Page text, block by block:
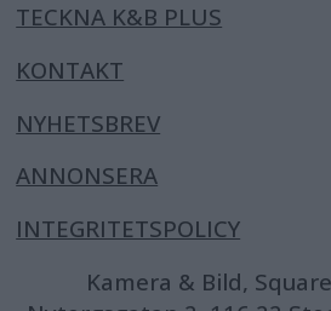
TECKNA K&B PLUS
KONTAKT
NYHETSBREV
ANNONSERA
INTEGRITETSPOLICY
Kamera & Bild,